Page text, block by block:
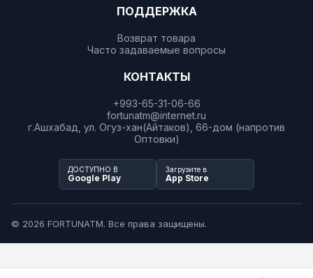
ПОДДЕРЖКА
Возврат товара
Часто задаваемые вопросы
КОНТАКТЫ
+993-65-31-06-66
fortunatm@internet.ru
г.Ашхабад, ул. Огуз-хан(Айтаков), 66-дом (напротив
Оптовки)
ДОСТУПНО В
Google Play
Загрузите в
App Store
© 2026 FORTUNATM. Все права защищены.